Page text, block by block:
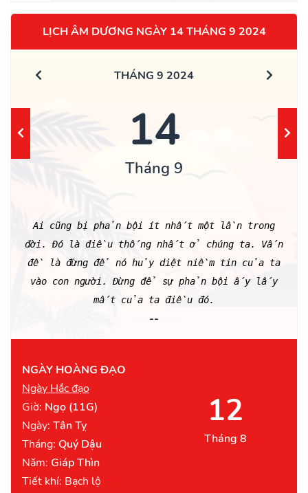
LỊCH ÂM DƯƠNG NGÀY 14 THÁNG 9 2024
THÁNG 9 2024
14
Tháng 9
Ai cũng bị phản bội ít nhất một lần trong
đời. Đó là điều thống nhất ở chúng ta. Vấn
đề là đừng để nó hủy diệt niềm tin của ta
vào con người. Đừng để sự phản bội ấy lấy
mất của ta điều đó.
--
NGÀY HOÀNG ĐẠO
Ngày Hắc đạo
Giờ: Ngọ (11G)
Ngày: Tân Tỵ
Tháng: Quý Dậu
Năm: Giáp Thìn
Tiết khí: Bạch lộ
12
Tháng 8